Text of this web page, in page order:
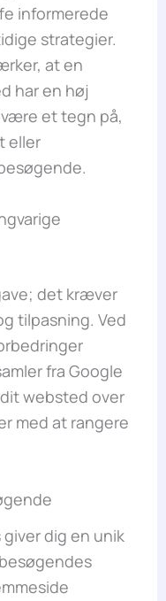
informerede
strategier.
at en
har en høj
et tegn på,
eller
det kræver
tilpasning. Ved
fra Google
websted over
med at rangere
dig en unik